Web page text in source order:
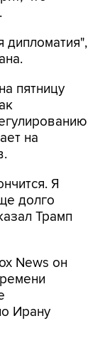
дипломатия",
пятницу
на
Я
долго
Трамп
News он
Ирану